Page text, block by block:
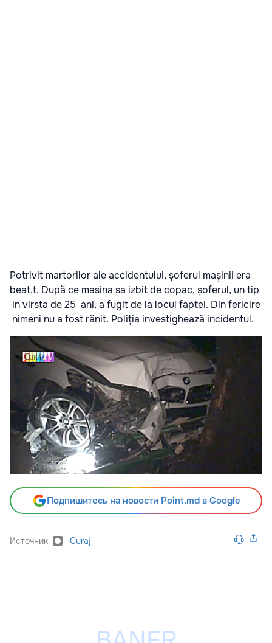
Potrivit martorilor ale accidentului, șoferul mașinii era
beat.t. După ce masina sa izbit de copac, șoferul, un tip
in virsta de 25 ani, a fugit de la locul faptei. Din fericire
nimeni nu a fost rănit. Poliția investighează incidentul.
Подпишитесь на новости Point.md в Google
Источник Curaj